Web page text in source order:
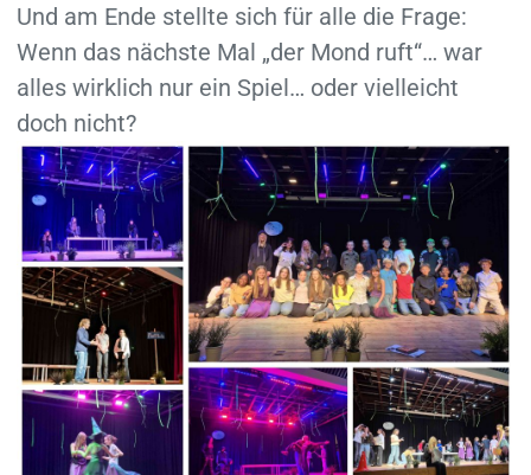
Und am Ende stellte sich für alle die Frage:
Wenn das nächste Mal „der Mond ruft“… war
alles wirklich nur ein Spiel… oder vielleicht
doch nicht?